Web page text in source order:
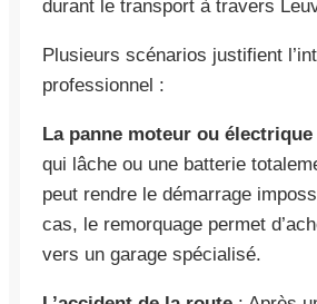
durant le transport à travers
Plusieurs scénarios justifient
professionnel :
La panne moteur ou électrique
qui lâche ou une batterie
peut rendre le démarrage
cas, le remorquage permet
vers un garage spécialisé.